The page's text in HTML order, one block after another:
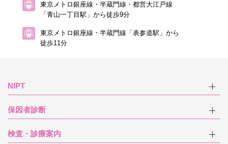
東京メトロ銀座線・半蔵門線・都営大江戸線
「青山一丁目駅」から徒歩9分
東京メトロ銀座線・半蔵門線「表参道駅」から
徒歩11分
NIPT
保因者診断
検査・診療案内